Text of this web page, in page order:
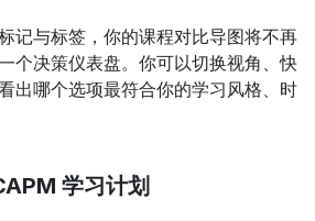
记与标签，你的课程对比导图将不再
决策仪表盘。你可以切换视角、快
出哪个选项最符合你的学习风格、时
学习计划